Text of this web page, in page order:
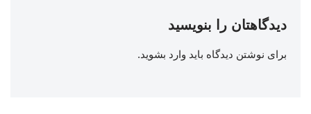
دیدگاهتان را بنویسید
برای نوشتن دیدگاه باید وارد بشوید.